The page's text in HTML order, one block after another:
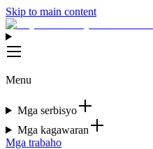
Skip to main content
Menu
Mga serbisyo
Mga kagawaran
Mga trabaho